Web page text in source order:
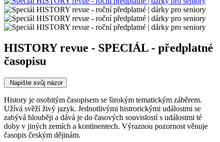
HISTORY revue - SPECIÁL - předplatné
časopisu
Napište svůj názor
History je osobitým časopisem se širokým tematickým záběrem.
Užívá svěží živý jazyk. Jednotlivými histrorickými událostmi se
zabývá hlouběji a dává je do časových souvislostí s událostmi té
doby v jiných zemích a kontinentech. Výraznou pozornost věnuje
časopis českým dějinám.